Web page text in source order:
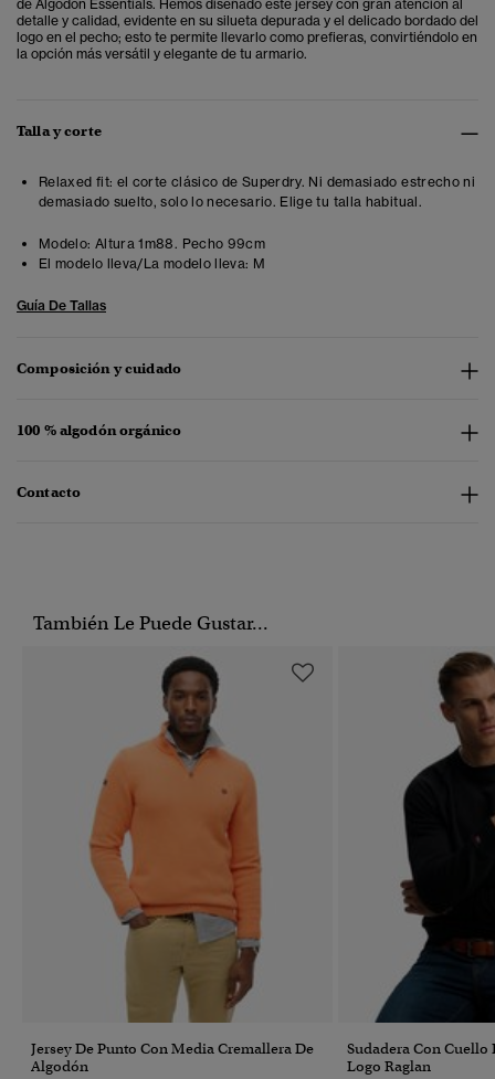
de Algodón Essentials. Hemos diseñado este jersey con gran atención al
detalle y calidad, evidente en su silueta depurada y el delicado bordado del
logo en el pecho; esto te permite llevarlo como prefieras, convirtiéndolo en
la opción más versátil y elegante de tu armario.
Talla y corte
Relaxed fit: el corte clásico de Superdry. Ni demasiado estrecho ni
demasiado suelto, solo lo necesario. Elige tu talla habitual.
Modelo: Altura 1m88. Pecho 99cm
El modelo lleva/La modelo lleva: M
Guía De Tallas
Composición y cuidado
100 % algodón orgánico
Contacto
También Le Puede Gustar...
Jersey De Punto Con Media Cremallera De
Algodón
Sudadera Con Cuello
Logo Raglan